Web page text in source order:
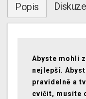
Popis
Abyste mohli
nejlepší.
pravidelně a
cvičit, musíte